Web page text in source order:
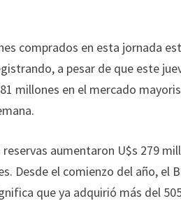
comprados en esta jornada
a pesar de que este
millones en el mercado
aumentaron U$s 279
Desde el comienzo del año, el
que ya adquirió más del